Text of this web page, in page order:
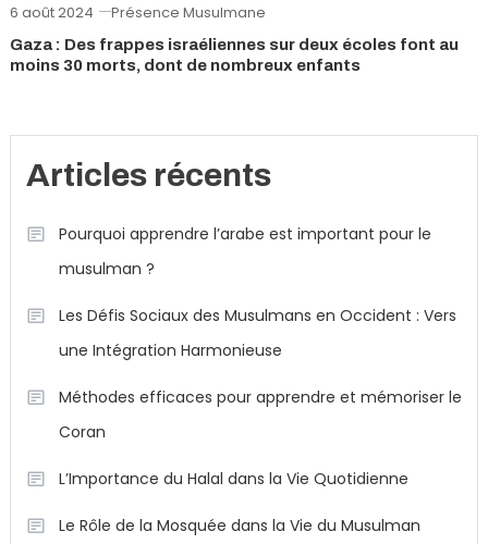
6 août 2024 Présence Musulmane
Gaza : Des frappes israéliennes sur deux écoles font au
moins 30 morts, dont de nombreux enfants
Articles récents
Pourquoi apprendre l’arabe est important pour le
musulman ?
Les Défis Sociaux des Musulmans en Occident : Vers
une Intégration Harmonieuse
Méthodes efficaces pour apprendre et mémoriser le
Coran
L’Importance du Halal dans la Vie Quotidienne
Le Rôle de la Mosquée dans la Vie du Musulman